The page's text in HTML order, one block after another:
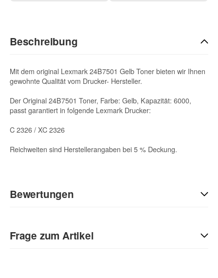
Beschreibung
Mit dem original Lexmark 24B7501 Gelb Toner bieten wir Ihnen
gewohnte Qualität vom Drucker- Hersteller.
Der Original 24B7501 Toner, Farbe: Gelb, Kapazität: 6000,
passt garantiert in folgende Lexmark Drucker:
C 2326 / XC 2326
Reichweiten sind Herstellerangaben bei 5 % Deckung.
Bewertungen
Sie Anderen bei der Kaufentscheidung:
Frage zum Artikel